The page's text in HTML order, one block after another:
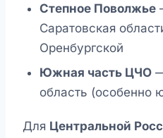
Степное Поволжье
Саратовская
Оренбургской
Южная часть ЦЧО
область (особенно
Для Центральной